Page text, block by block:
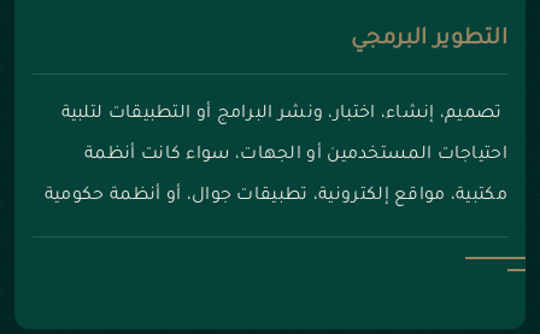
التطوير البرمجي
تصميم، إنشاء، اختبار، ونشر البرامج أو التطبيقات لتلبية
احتياجات المستخدمين أو الجهات، سواء كانت أنظمة
مكتبية، مواقع إلكترونية، تطبيقات جوال، أو أنظمة حكومية